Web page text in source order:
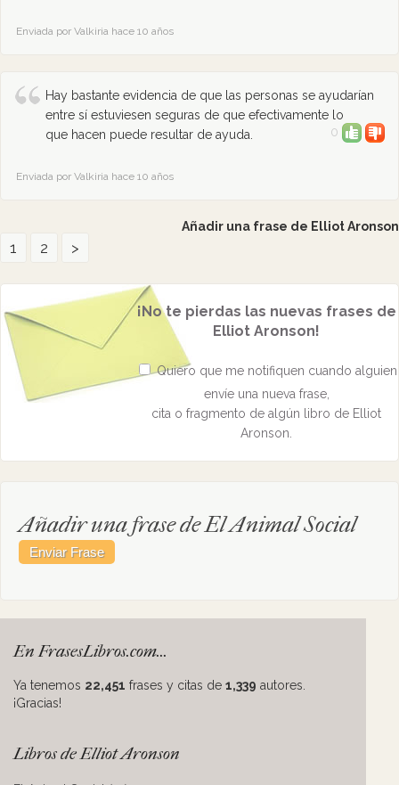
Enviada por Valkiria hace 10 años
Hay bastante evidencia de que las personas se ayudarían
entre sí estuviesen seguras de que efectivamente lo
que hacen puede resultar de ayuda.
0
Enviada por Valkiria hace 10 años
Añadir una frase de Elliot Aronson
1 2 >
¡No te pierdas las nuevas frases de
Elliot Aronson!
Quiero que me notifiquen cuando alguien
envíe una nueva frase,
cita o fragmento de algún libro de Elliot
Aronson.
Añadir una frase de El Animal Social
En FrasesLibros.com...
Ya tenemos 22,451 frases y citas de 1,339 autores.
¡Gracias!
Libros de Elliot Aronson